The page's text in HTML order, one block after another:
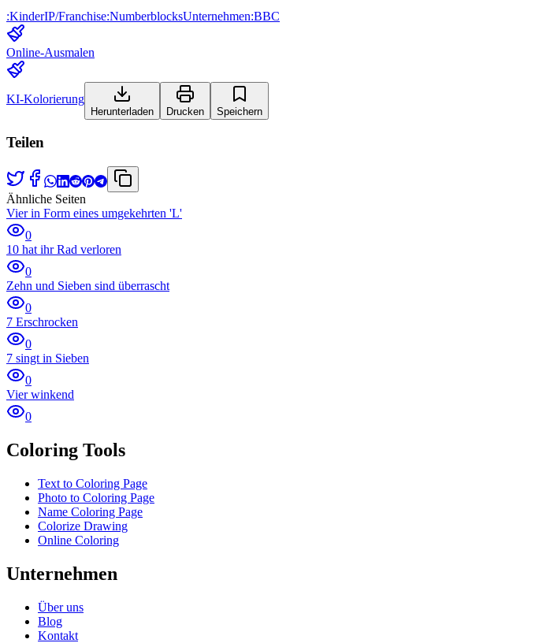
:KinderIP/Franchise:NumberblocksUnternehmen:BBC
Online-Ausmalen
KI-Kolorierung
Herunterladen Drucken Speichern
Teilen
Ähnliche Seiten
Vier in Form eines umgekehrten 'L'
0
10 hat ihr Rad verloren
0
Zehn und Sieben sind überrascht
0
7 Erschrocken
0
7 singt in Sieben
0
Vier winkend
0
Coloring Tools
Text to Coloring Page
Photo to Coloring Page
Name Coloring Page
Colorize Drawing
Online Coloring
Unternehmen
Über uns
Blog
Kontakt